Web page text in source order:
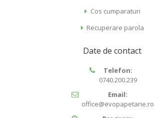
Cos cumparaturi
Recuperare parola
Date de contact
Telefon:
0740.200.239
Email:
office@evopapetarie.ro